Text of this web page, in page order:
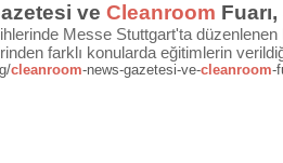
ve Cleanroom
Messe Stuttgart'ta
farklı konularda eğitimlerin
cleanroom-news-gazetesi-ve-cleanroom-